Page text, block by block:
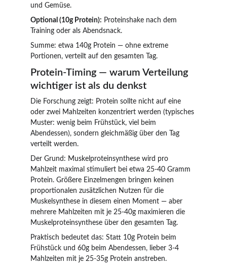
und Gemüse.
Optional (10g Protein): Proteinshake nach dem
Training oder als Abendsnack.
Summe: etwa 140g Protein — ohne extreme
Portionen, verteilt auf den gesamten Tag.
Protein-Timing — warum Verteilung
wichtiger ist als du denkst
Die Forschung zeigt: Protein sollte nicht auf eine
oder zwei Mahlzeiten konzentriert werden (typisches
Muster: wenig beim Frühstück, viel beim
Abendessen), sondern gleichmäßig über den Tag
verteilt werden.
Der Grund: Muskelproteinsynthese wird pro
Mahlzeit maximal stimuliert bei etwa 25-40 Gramm
Protein. Größere Einzelmengen bringen keinen
proportionalen zusätzlichen Nutzen für die
Muskelsynthese in diesem einen Moment — aber
mehrere Mahlzeiten mit je 25-40g maximieren die
Muskelproteinsynthese über den gesamten Tag.
Praktisch bedeutet das: Statt 10g Protein beim
Frühstück und 60g beim Abendessen, lieber 3-4
Mahlzeiten mit je 25-35g Protein anstreben.